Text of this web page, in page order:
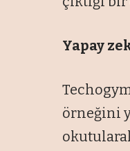
Yapay
örneğini